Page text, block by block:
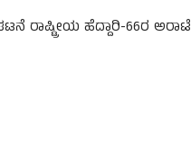
ರಾಷ್ಟ್ರೀಯ ಹೆದ್ದಾರಿ-66ರ ಅರಾಟೆ